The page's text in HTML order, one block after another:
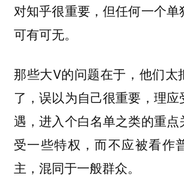
对知乎很重要，但任何一个
可有可无。
那些大V的问题在于，他们太
了，误以为自己很重要，理
遇，进入个白名单之类的重
受一些特权，而不应被看作
主，混同于一般群众。